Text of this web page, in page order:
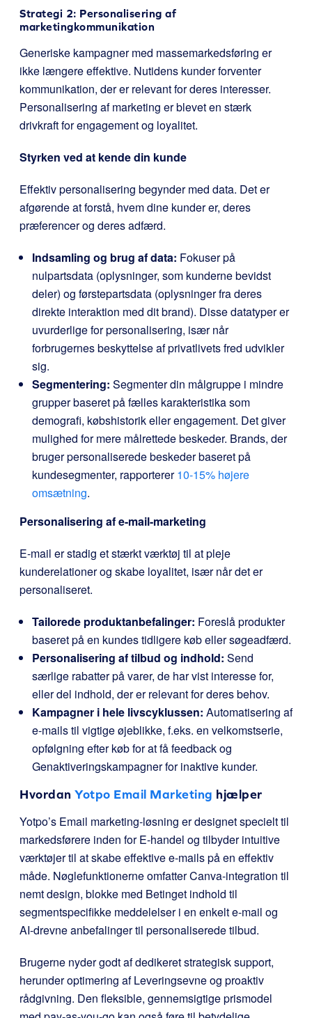
Strategi 2: Personalisering af
marketingkommunikation
Generiske kampagner med massemarkedsføring er
ikke længere effektive. Nutidens kunder forventer
kommunikation, der er relevant for deres interesser.
Personalisering af marketing er blevet en stærk
drivkraft for engagement og loyalitet.
Styrken ved at kende din kunde
Effektiv personalisering begynder med data. Det er
afgørende at forstå, hvem dine kunder er, deres
præferencer og deres adfærd.
Indsamling og brug af data: Fokuser på
nulpartsdata (oplysninger, som kunderne bevidst
deler) og førstepartsdata (oplysninger fra deres
direkte interaktion med dit brand). Disse datatyper er
uvurderlige for personalisering, især når
forbrugernes beskyttelse af privatlivets fred udvikler
sig.
Segmentering: Segmenter din målgruppe i mindre
grupper baseret på fælles karakteristika som
demografi, købshistorik eller engagement. Det giver
mulighed for mere målrettede beskeder. Brands, der
bruger personaliserede beskeder baseret på
kundesegmenter, rapporterer10-15% højere
omsætning.
Personalisering af e-mail-marketing
E-mail er stadig et stærkt værktøj til at pleje
kunderelationer og skabe loyalitet, især når det er
personaliseret.
Tailorede produktanbefalinger: Foreslå produkter
baseret på en kundes tidligere køb eller søgeadfærd.
Personalisering af tilbud og indhold: Send
særlige rabatter på varer, de har vist interesse for,
eller del indhold, der er relevant for deres behov.
Kampagner i hele livscyklussen: Automatisering af
e-mails til vigtige øjeblikke, f.eks. en velkomstserie,
opfølgning efter køb for at få feedback og
Genaktiveringskampagner for inaktive kunder.
Hvordan Yotpo Email Marketing hjælper
Yotpo’s Email marketing-løsning er designet specielt til
markedsførere inden for E-handel og tilbyder intuitive
værktøjer til at skabe effektive e-mails på en effektiv
måde. Nøglefunktionerne omfatter Canva-integration til
nemt design, blokke med Betinget indhold til
segmentspecifikke meddelelser i en enkelt e-mail og
AI-drevne anbefalinger til personaliserede tilbud.
Brugerne nyder godt af dedikeret strategisk support,
herunder optimering af Leveringsevne og proaktiv
rådgivning. Den fleksible, gennemsigtige prismodel